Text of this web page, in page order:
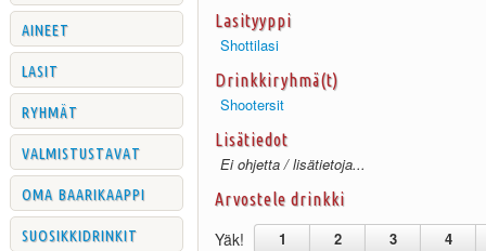
aineet
lasit
ryhmät
valmistustavat
oma baarikaappi
suosikkidrinkit
Lasityyppi
Shottilasi
Drinkkiryhmä(t)
Shootersit
Lisätiedot
Ei ohjetta / lisätietoja...
Arvostele drinkki
Yäk! 1 2 3 4